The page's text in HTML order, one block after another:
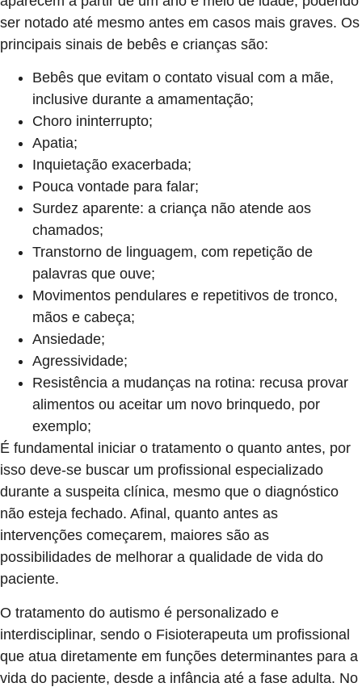
ser notado até mesmo antes em casos mais graves. Os
principais sinais de bebês e crianças são:
Bebês que evitam o contato visual com a mãe,
inclusive durante a amamentação;
Choro ininterrupto;
Apatia;
Inquietação exacerbada;
Pouca vontade para falar;
Surdez aparente: a criança não atende aos
chamados;
Transtorno de linguagem, com repetição de
palavras que ouve;
Movimentos pendulares e repetitivos de tronco,
mãos e cabeça;
Ansiedade;
Agressividade;
Resistência a mudanças na rotina: recusa provar
alimentos ou aceitar um novo brinquedo, por
exemplo;
É fundamental iniciar o tratamento o quanto antes, por
isso deve-se buscar um profissional especializado
durante a suspeita clínica, mesmo que o diagnóstico
não esteja fechado. Afinal, quanto antes as
intervenções começarem, maiores são as
possibilidades de melhorar a qualidade de vida do
paciente.
O tratamento do autismo é personalizado e
interdisciplinar, sendo o Fisioterapeuta um profissional
que atua diretamente em funções determinantes para a
vida do paciente, desde a infância até a fase adulta. No